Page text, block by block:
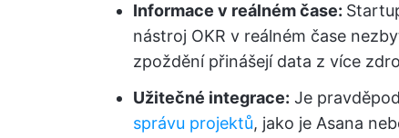
Informace v reálném čase:
nástroj OKR v reálném čase
zpoždění přinášejí data z více
Užitečné integrace: Je
správu projektů, jako je Asana